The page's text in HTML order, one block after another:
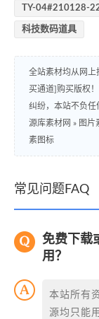
TY-04#210128-
科技数码道具
全站素材均从网上
买通道]购买版权
纠纷，本站不负任
源库素材网 » 图片
素图标
常见问题FAQ
免费下载
用？
本站所有
源均只能